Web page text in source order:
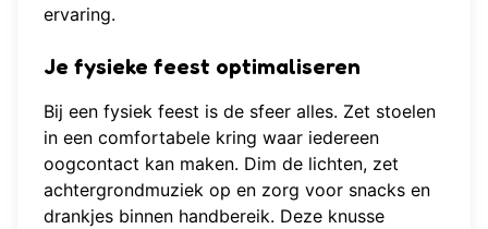
ervaring.
Je fysieke feest optimaliseren
Bij een fysiek feest is de sfeer alles. Zet stoelen
in een comfortabele kring waar iedereen
oogcontact kan maken. Dim de lichten, zet
achtergrondmuziek op en zorg voor snacks en
drankjes binnen handbereik. Deze knusse